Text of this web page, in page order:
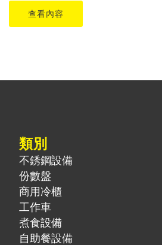
查看內容
類別
不銹鋼設備
份數盤
商用冷櫃
工作車
煮食設備
自助餐設備